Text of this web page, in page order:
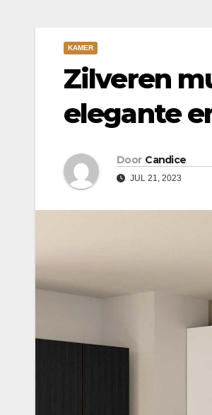
KAMER
Zilveren
elegante
Door Candice
JUL 21, 2023